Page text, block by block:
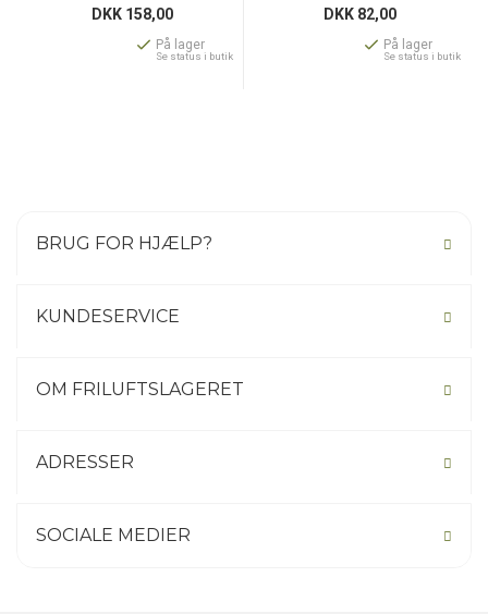
DKK 158,00
På lager
Se status i butik
DKK 82,00
På lager
Se status i butik
BRUG FOR HJÆLP?
KUNDESERVICE
OM FRILUFTSLAGERET
ADRESSER
SOCIALE MEDIER